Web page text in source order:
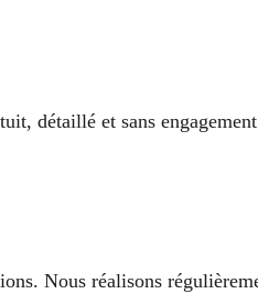
détaillé et sans
Nous réalisons